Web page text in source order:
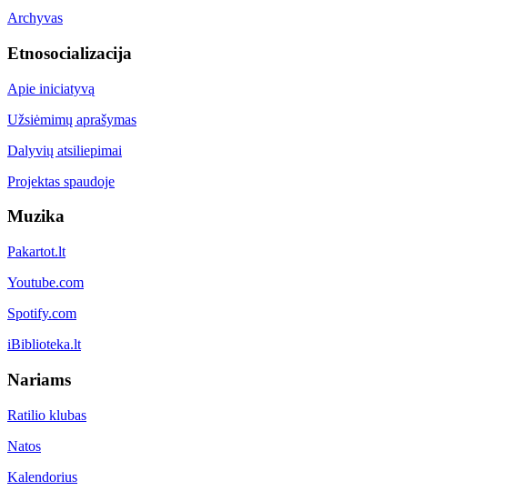
Archyvas
Etnosocializacija
Apie iniciatyvą
Užsiėmimų aprašymas
Dalyvių atsiliepimai
Projektas spaudoje
Muzika
Pakartot.lt
Youtube.com
Spotify.com
iBiblioteka.lt
Nariams
Ratilio klubas
Natos
Kalendorius